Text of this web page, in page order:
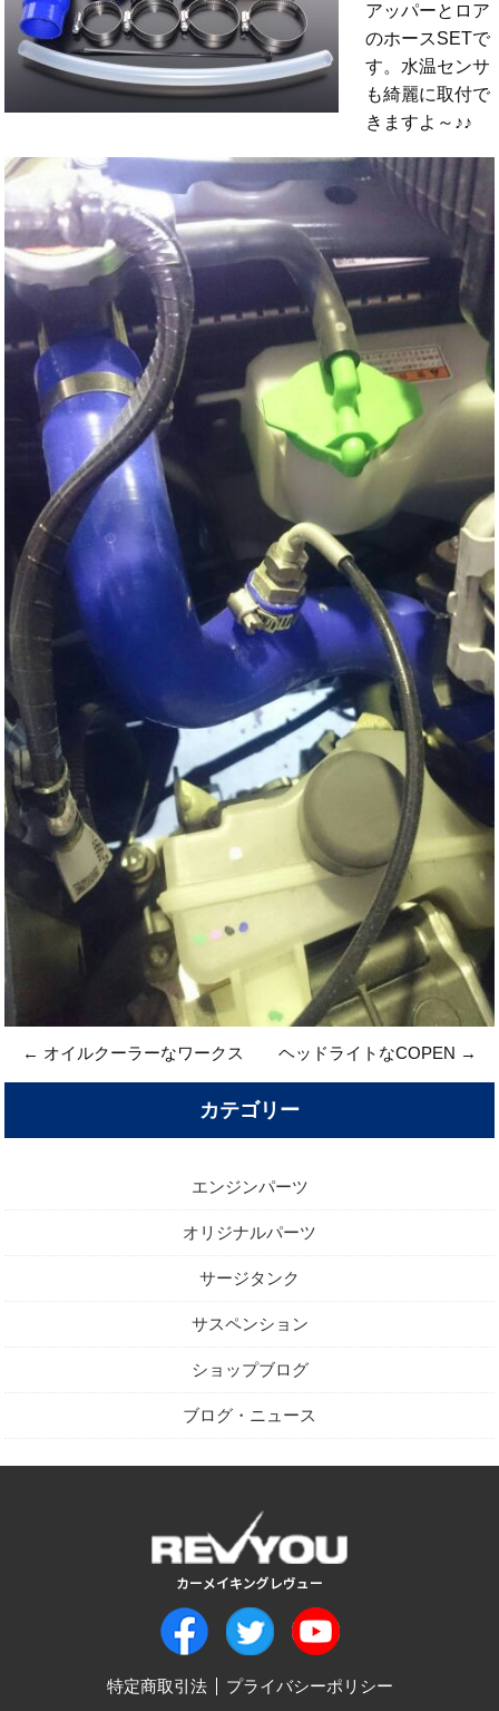
アッパーとロア
のホースSETで
す。水温センサ
も綺麗に取付で
きますよ～♪♪
← オイルクーラーなワークス ヘッドライトなCOPEN →
カテゴリー
エンジンパーツ
オリジナルパーツ
サージタンク
サスペンション
ショップブログ
ブログ・ニュース
特定商取引法 プライバシーポリシー